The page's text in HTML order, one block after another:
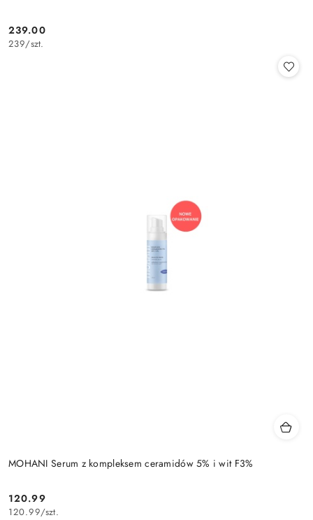
Cena:
239.00
239/szt.
MOHANI Serum z kompleksem ceramidów 5% i wit F3%
Cena:
120.99
120.99/szt.